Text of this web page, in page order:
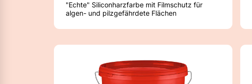
"Echte" Siliconharzfarbe mit Filmschutz für
algen- und pilzgefährdete Flächen